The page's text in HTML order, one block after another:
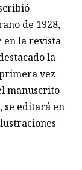
de 1928,
en la revista
la
vez
manuscrito
se editará en